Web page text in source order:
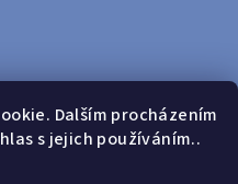
Dalším procházením
s jejich používáním..